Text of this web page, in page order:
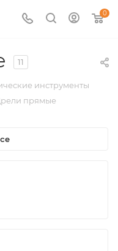
0
11
инструменты
прямые